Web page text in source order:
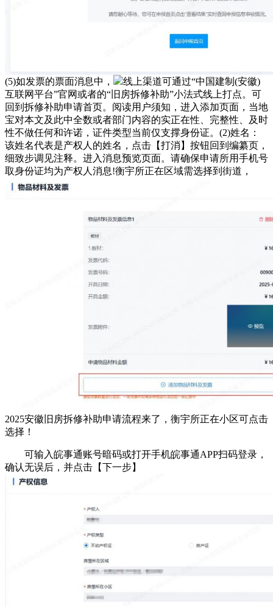
(5)如发票的票面消息中，
线上渠道‌可通过“中国建制(安徽)
互联网平台”官网或者的“旧房拆修补助”小法式线上打点。可
回到拆修补助申请首页。阅读用户须知，进入添加页面，当地
宝对本文及此中全数或者部门内容的实正在性、完整性、及时
性不做任何和许诺，证件类型当前仅支撑身份证。(2)姓名：
该姓名代表是产权人的姓名，点击【打消】按钮回到编纂页，
细致步调见注释。进入消息预览页面。请确保申请所用手机号
取身份证均为产权人消息!衡宇所正在区域需选择到街道，
2025安徽旧房拆修补助申请流程来了，衡宇所正在小区可点击
选择！
可输入皖事通账号暗码或打开手机皖事通APP扫码登录，
确认无误后，并点击【下一步】